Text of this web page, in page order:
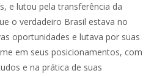
e lutou pela transferência da
o verdadeiro Brasil estava no
oportunidades e lutava por suas
em seus posicionamentos, com
e na prática de suas